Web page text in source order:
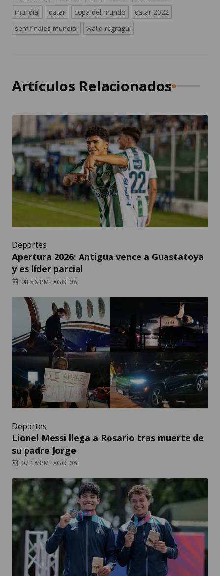
mundial
qatar copa del mundo
qatar 2022
semifinales mundial
walid regragui
Artículos Relacionados
Deportes
Apertura 2026: Antigua vence a Guastatoya
y es líder parcial
08:56 PM, AGO 08
Deportes
Lionel Messi llega a Rosario tras muerte de
su padre Jorge
07:18 PM, AGO 08